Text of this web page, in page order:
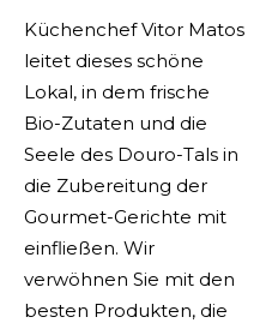
Küchenchef Vitor Matos
leitet dieses schöne
Lokal, in dem frische
Bio-Zutaten und die
Seele des Douro-Tals in
die Zubereitung der
Gourmet-Gerichte mit
einfließen. Wir
verwöhnen Sie mit den
besten Produkten, die